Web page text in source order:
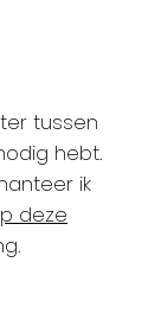
tussen
hebt.
ik
deze